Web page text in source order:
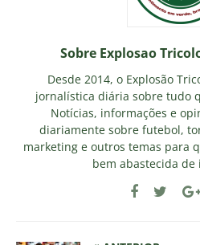
Sobre Explosao
Desde 2014, o Explosão
jornalística diária sobre tudo
Notícias, informações e
diariamente sobre futebol,
marketing e outros temas para
bem abastecida de